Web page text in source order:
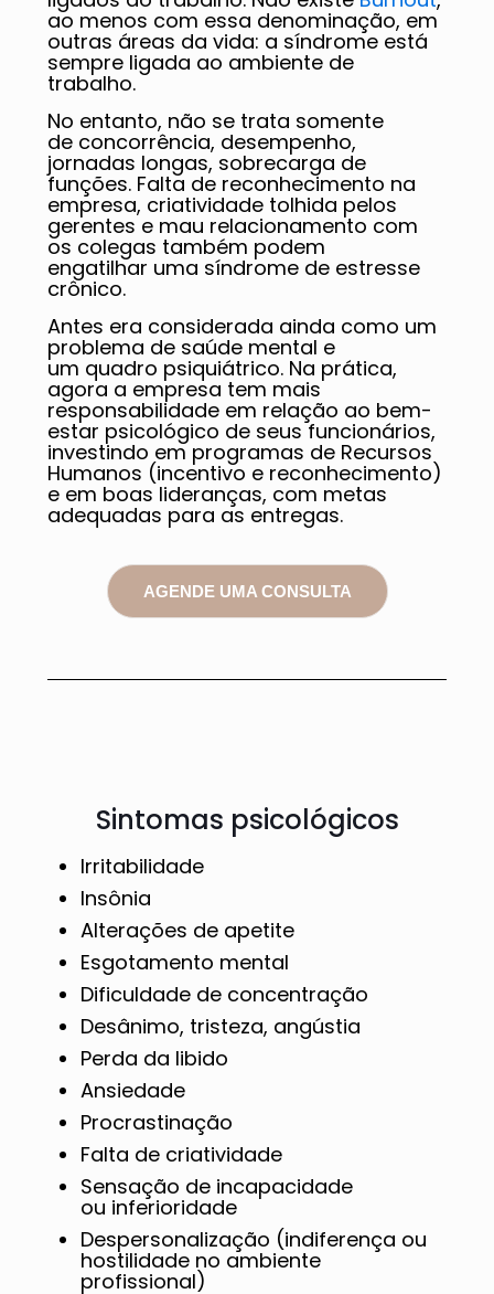
ao menos com essa denominação, em
outras áreas da vida: a síndrome está
sempre ligada ao ambiente de
trabalho.
No entanto, não se trata somente
de concorrência, desempenho,
jornadas longas, sobrecarga de
funções. Falta de reconhecimento na
empresa, criatividade tolhida pelos
gerentes e mau relacionamento com
os colegas também podem
engatilhar uma síndrome de estresse
crônico.
Antes era considerada ainda como um
problema de saúde mental e
um quadro psiquiátrico. Na prática,
agora a empresa tem mais
responsabilidade em relação ao bem-
estar psicológico de seus funcionários,
investindo em programas de Recursos
Humanos (incentivo e reconhecimento)
e em boas lideranças, com metas
adequadas para as entregas.
AGENDE UMA CONSULTA
Sintomas psicológicos
Irritabilidade
Insônia
Alterações de apetite
Esgotamento mental
Dificuldade de concentração
Desânimo, tristeza, angústia
Perda da libido
Ansiedade
Procrastinação
Falta de criatividade
Sensação de incapacidade
ou inferioridade
Despersonalização (indiferença ou
hostilidade no ambiente
profissional)